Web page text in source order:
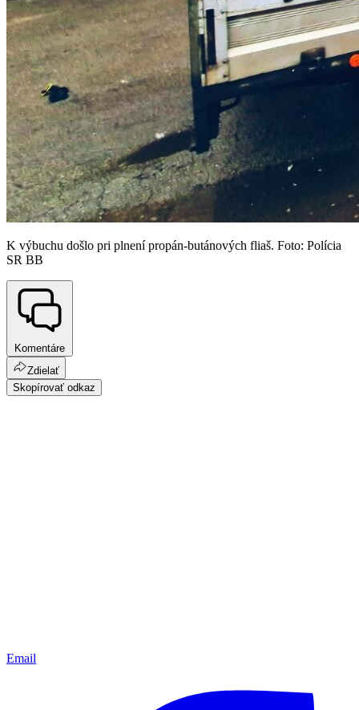
K výbuchu došlo pri plnení propán-butánových fliaš. Foto: Polícia
SR BB
Komentáre
Zdielať
Skopírovať odkaz
Email